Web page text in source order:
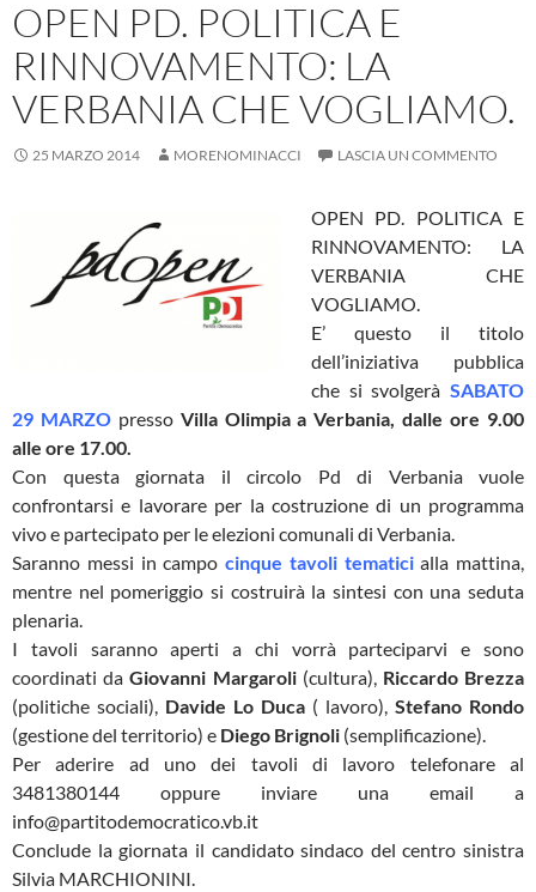
OPEN PD. POLITICA E
RINNOVAMENTO: LA
VERBANIA CHE VOGLIAMO.
25 MARZO 2014 MORENOMINACCI LASCIA UN COMMENTO
OPEN PD. POLITICA E
RINNOVAMENTO: LA
VERBANIA CHE
VOGLIAMO.
E’ questo il titolo
dell’iniziativa pubblica
che si svolgerà SABATO
29 MARZOpresso Villa Olimpia a Verbania, dalle ore 9.00
alle ore 17.00.
Con questa giornata il circolo Pd di Verbania vuole
confrontarsi e lavorare per la costruzione di un programma
vivo e partecipato per le elezioni comunali di Verbania.
Saranno messi in campo cinque tavoli tematicialla mattina,
mentre nel pomeriggio si costruirà la sintesi con una seduta
plenaria.
I tavoli saranno aperti a chi vorrà parteciparvi e sono
coordinati daGiovanni Margaroli(cultura), Riccardo Brezza
(politiche sociali), Davide Lo Duca ( lavoro), Stefano Rondo
(gestione del territorio) e Diego Brignoli (semplificazione).
Per aderire ad uno dei tavoli di lavoro telefonare al
3481380144 oppure inviare una email a
info@partitodemocratico.vb.it
Conclude la giornata il candidato sindaco del centro sinistra
Silvia MARCHIONINI.